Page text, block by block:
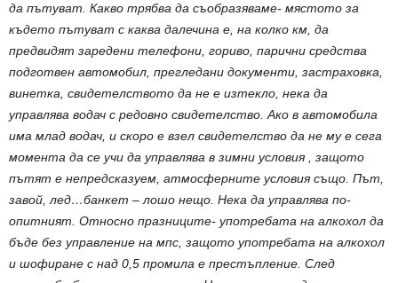
да пътуват. Какво трябва да съобразяваме- мястото за
където пътуват с каква далечина е, на колко км, да
предвидят заредени телефони, гориво, парични средства
подготвен автомобил, прегледани документи, застраховка,
винетка, свидетелството да не е изтекло, нека да
управлява водач с редовно свидетелство. Ако в автомобила
има млад водач, и скоро е взел свидетелство да не му е сега
момента да се учи да управлява в зимни условия , защото
пътят е непредсказуем, атмосферните условия също. Път,
завой, лед…банкет – лошо нещо. Нека да управлява по-
опитният. Относно празниците- употребата на алкохол да
бъде без управление на мпс, защото употребата на алкохол
и шофиране с над 0,5 промила е престъпление. След